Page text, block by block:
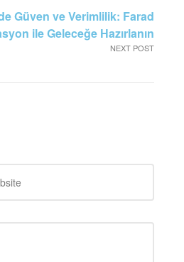
NEXT POST
Güven ve Verimlilik: Farad
ile Geleceğe Hazırlanın